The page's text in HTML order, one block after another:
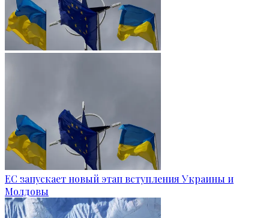
ЕС запускает новый этап вступления Украины и
Молдовы